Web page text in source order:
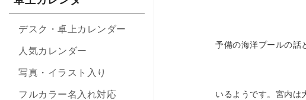
予備の海洋プールの話
いるようです。宮内は
デスク・卓上カレンダー
人気カレンダー
写真・イラスト入り
フルカラー名入れ対応